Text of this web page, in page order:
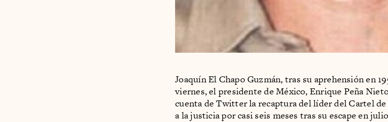
Joaquín El Chapo Guzmán, tras su aprehensión en
viernes, el presidente de México, Enrique Peña
cuenta de Twitter la recaptura del líder del Cartel de
a la justicia por casi seis meses tras su escape en